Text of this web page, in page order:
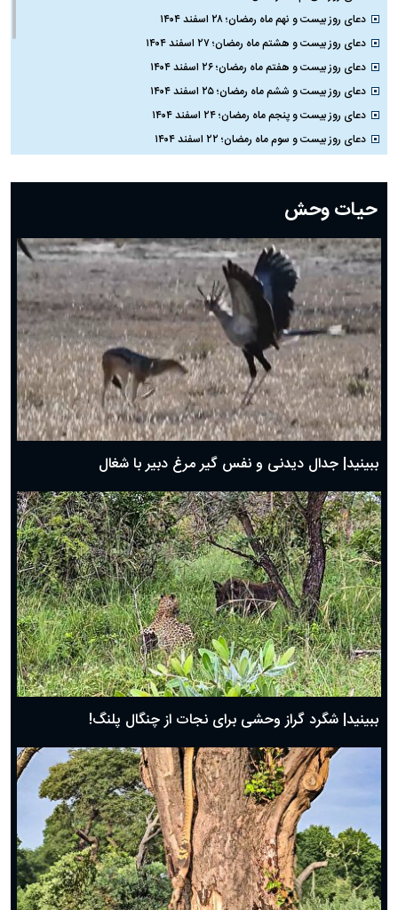
دعای روز بیست و نهم ماه رمضان؛ ۲۸ اسفند ۱۴۰۴
دعای روز بیست و هشتم ماه رمضان؛ ۲۷ اسفند ۱۴۰۴
دعای روز بیست و هفتم ماه رمضان؛ ۲۶ اسفند ۱۴۰۴
دعای روز بیست و ششم ماه رمضان؛ ۲۵ اسفند ۱۴۰۴
دعای روز بیست و پنجم ماه رمضان؛ ۲۴ اسفند ۱۴۰۴
دعای روز بیست و سوم ماه رمضان؛ ۲۲ اسفند ۱۴۰۴
دعای روز بیستم ماه رمضان؛ ۱۹ اسفند ۱۴۰۴
دعای روز هشتم ماه مبارک رمضان؛ ۷ اسفند ماه ۱۴۰۴
دعای روز هفتم ماه رمضان؛ ۶ اسفند ۱۴۰۴
دعای روز ششم ماه رمضان؛ ۵ اسفند ۱۴۰۴
دعای روز پنجم ماه رمضان؛ ۴ اسفند ۱۴۰۴
دعای روز چهارم ماه مبارک رمضان؛ ۳ اسفند ۱۴۰۴
دعای روز سوم ماه مبارک رمضان؛ ۱۴ اسفند ۱۴۰۴
دعای روز دوم ماه مبارک رمضان ۱ اسفند ماه ۱۴۰۴
دعای روز اول ماه مبارک رمضان، ۳۰ بهمن ۱۴۰۴
حضرت زینب(س) چگونه از دنیا رفت؟
بهترین پیامک تبریک روز پدر ۱۴۰۴؛ جملات زیبا و صمیمانه
حیات وحش
ببینید| جدال دیدنی و نفس گیر مرغ دبیر با شغال
ببینید| شگرد گراز وحشی برای نجات از چنگال پلنگ!